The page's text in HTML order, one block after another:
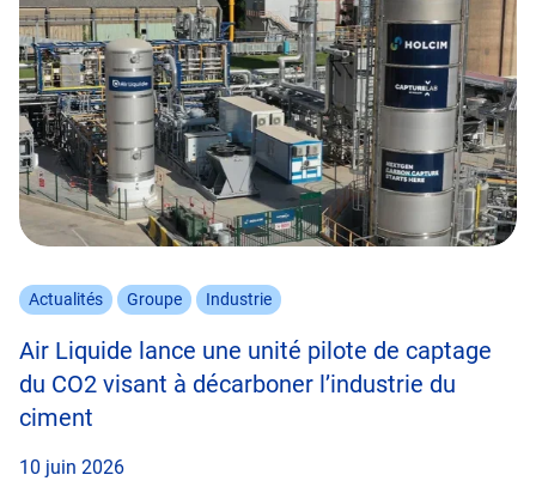
Actualités Groupe Industrie
Air Liquide lance une unité pilote de captage
du CO2 visant à décarboner l’industrie du
ciment
10 juin 2026